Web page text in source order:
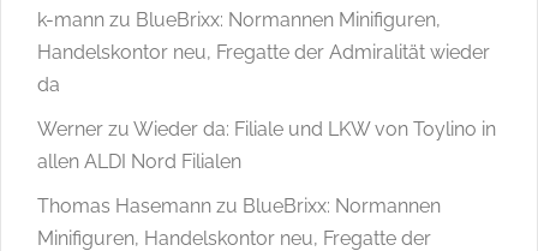
k-mann zu BlueBrixx: Normannen Minifiguren,
Handelskontor neu, Fregatte der Admiralität wieder
da
Werner zu Wieder da: Filiale und LKW von Toylino in
allen ALDI Nord Filialen
Thomas Hasemann zu BlueBrixx: Normannen
Minifiguren, Handelskontor neu, Fregatte der